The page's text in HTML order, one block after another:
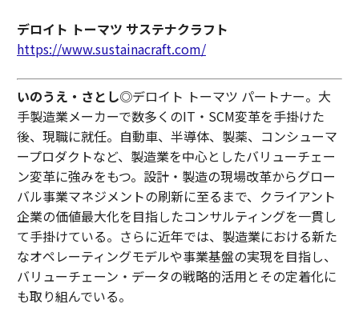
デロイト トーマツ サステナクラフト
https://www.sustainacraft.com/
いのうえ・さとし◎デロイト トーマツ パートナー。大
手製造業メーカーで数多くのIT・SCM変革を手掛けた
後、現職に就任。自動車、半導体、製薬、コンシューマ
ープロダクトなど、製造業を中心としたバリューチェー
ン変革に強みをもつ。設計・製造の現場改革からグロー
バル事業マネジメントの刷新に至るまで、クライアント
企業の価値最大化を目指したコンサルティングを一貫し
て手掛けている。さらに近年では、製造業における新た
なオペレーティングモデルや事業基盤の実現を目指し、
バリューチェーン・データの戦略的活用とその定着化に
も取り組んでいる。